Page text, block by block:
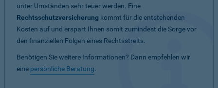
unter Umständen sehr teuer werden. Eine
Rechtsschutzversicherung kommt für die entstehenden
Kosten auf und erspart Ihnen somit zumindest die Sorge vor
den finanziellen Folgen eines Rechtsstreits.
Benötigen Sie weitere Informationen? Dann empfehlen wir
eine persönliche Beratung.